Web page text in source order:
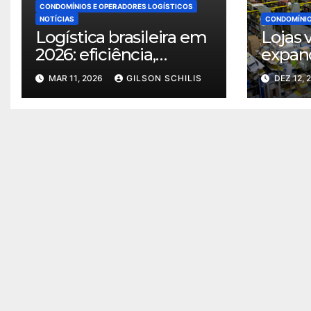
CONDOMÍNIOS E OPERADORES LOGÍSTICOS
NOTÍCIAS
Logística brasileira em
2026: eficiência,
sustentabilidade e
inteligência territorial
MAR 11, 2026 GILSON SCHILIS
Lojas
DEZ 12,